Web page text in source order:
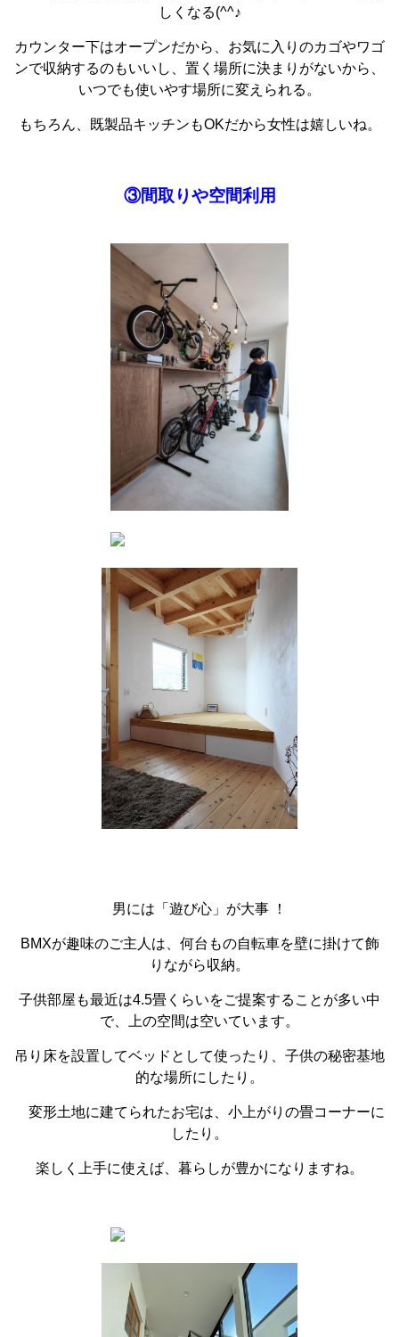
しくなる(^^♪
カウンター下はオープンだから、お気に入りのカゴやワゴ
ンで収納するのもいいし、置く場所に決まりがないから、
いつでも使いやす場所に変えられる。
もちろん、既製品キッチンもOKだから女性は嬉しいね。
③間取りや空間利用
男には「遊び心」が大事 ！
BMXが趣味のご主人は、何台もの自転車を壁に掛けて飾
りながら収納。
子供部屋も最近は4.5畳くらいをご提案することが多い中
で、上の空間は空いています。
吊り床を設置してベッドとして使ったり、子供の秘密基地
的な場所にしたり。
変形土地に建てられたお宅は、小上がりの畳コーナーに
したり。
楽しく上手に使えば、暮らしが豊かになりますね。